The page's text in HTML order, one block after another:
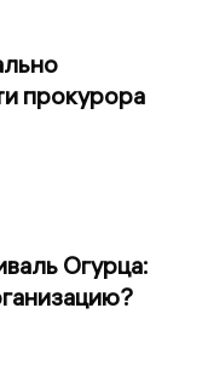
прокурора
Огурца: